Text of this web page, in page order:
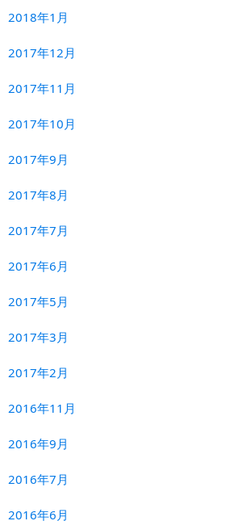
2018年1月
2017年12月
2017年11月
2017年10月
2017年9月
2017年8月
2017年7月
2017年6月
2017年5月
2017年3月
2017年2月
2016年11月
2016年9月
2016年7月
2016年6月